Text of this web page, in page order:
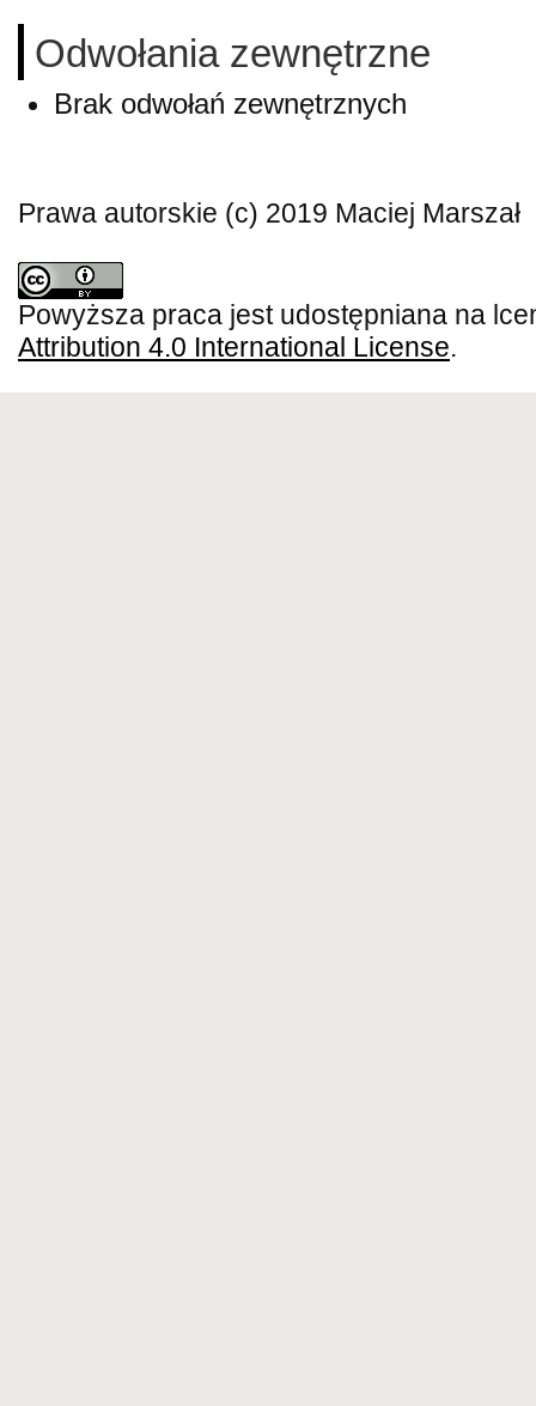
Odwołania zewnętrzne
Brak odwołań zewnętrznych
Prawa autorskie (c) 2019 Maciej Marszał
Powyższa praca jest udostępniana na
Attribution 4.0 International License.